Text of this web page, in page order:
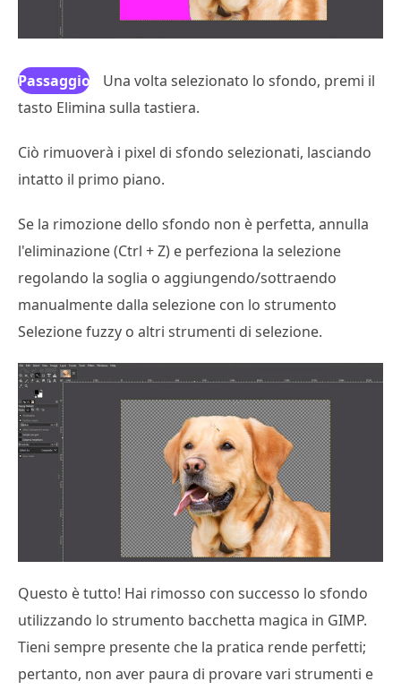
Passaggio
5
Una volta selezionato lo sfondo, premi il
tasto Elimina sulla tastiera.
Ciò rimuoverà i pixel di sfondo selezionati, lasciando
intatto il primo piano.
Se la rimozione dello sfondo non è perfetta, annulla
l'eliminazione (Ctrl + Z) e perfeziona la selezione
regolando la soglia o aggiungendo/sottraendo
manualmente dalla selezione con lo strumento
Selezione fuzzy o altri strumenti di selezione.
Questo è tutto! Hai rimosso con successo lo sfondo
utilizzando lo strumento bacchetta magica in GIMP.
Tieni sempre presente che la pratica rende perfetti;
pertanto, non aver paura di provare vari strumenti e